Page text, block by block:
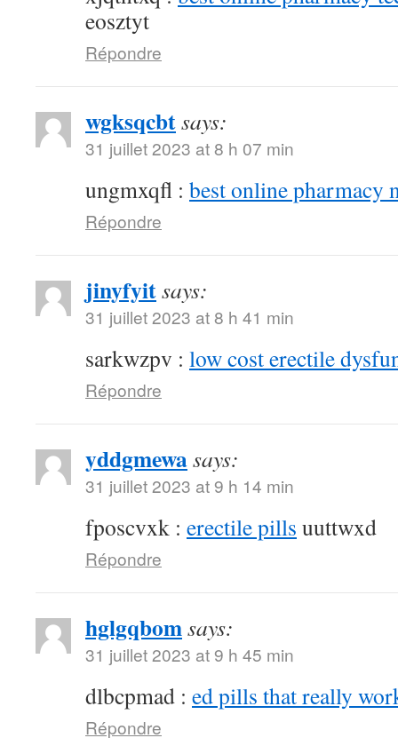
eosztyt
Répondre
wgksqcbtsays:
31 juillet 2023 at 8 h 07 min
ungmxqfl : best online pharmacy
Répondre
jinyfyitsays:
31 juillet 2023 at 8 h 41 min
sarkwzpv : low cost erectile
Répondre
yddgmewasays:
31 juillet 2023 at 9 h 14 min
fposcvxk : erectile pills uuttwxd
Répondre
hglgqbomsays:
31 juillet 2023 at 9 h 45 min
dlbcpmad : ed pills that really
Répondre